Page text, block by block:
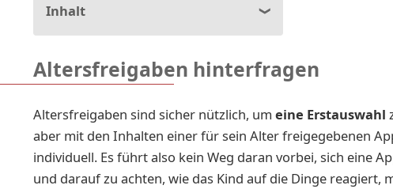
Inhalt
Altersfreigaben hinterfragen
Altersfreigaben sind sicher nützlich, um eine Erstauswahl
aber mit den Inhalten einer für sein Alter freigegebenen
individuell. Es führt also kein Weg daran vorbei, sich eine
und darauf zu achten, wie das Kind auf die Dinge reagiert,